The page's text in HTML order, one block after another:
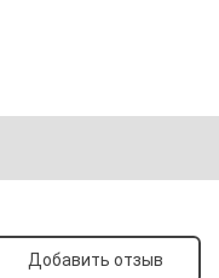
Добавить отзыв